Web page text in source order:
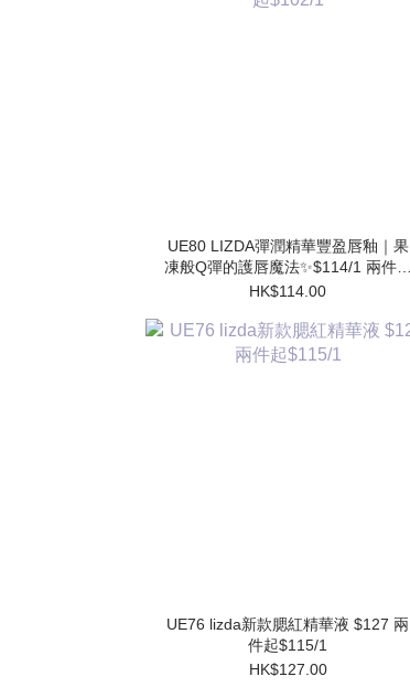
UE80 LIZDA彈潤精華豐盈唇釉｜果
凍般Q彈的護唇魔法✨$114/1 兩件起
$102/1
HK$114.00
UE76 lizda新款腮紅精華液 $127 兩
件起$115/1
HK$127.00